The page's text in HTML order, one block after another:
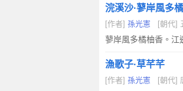
浣溪沙·蓼岸風多
[作者] 孫光憲 [朝代]
蓼岸風多橘柚香。江
漁歌子·草芊芊
[作者] 孫光憲 [朝代]